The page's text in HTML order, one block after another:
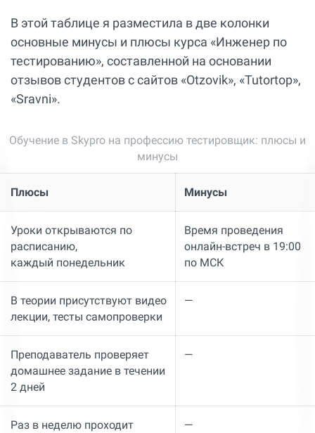
В этой таблице я разместила в две колонки
основные минусы и плюсы курса «Инженер по
тестированию», составленной на основании
отзывов студентов с сайтов «Otzovik», «Tutortop»,
«Sravni».
Обучение в Skypro на профессию тестировщик: плюсы и
минусы
Плюсы Минусы
Уроки открываются по
расписанию,
каждый понедельник
Время проведения
онлайн-встреч в 19:00
по МСК
В теории присутствуют видео
лекции, тесты самопроверки
—
Преподаватель проверяет
домашнее задание в течении
2 дней
—
Раз в неделю проходит
—